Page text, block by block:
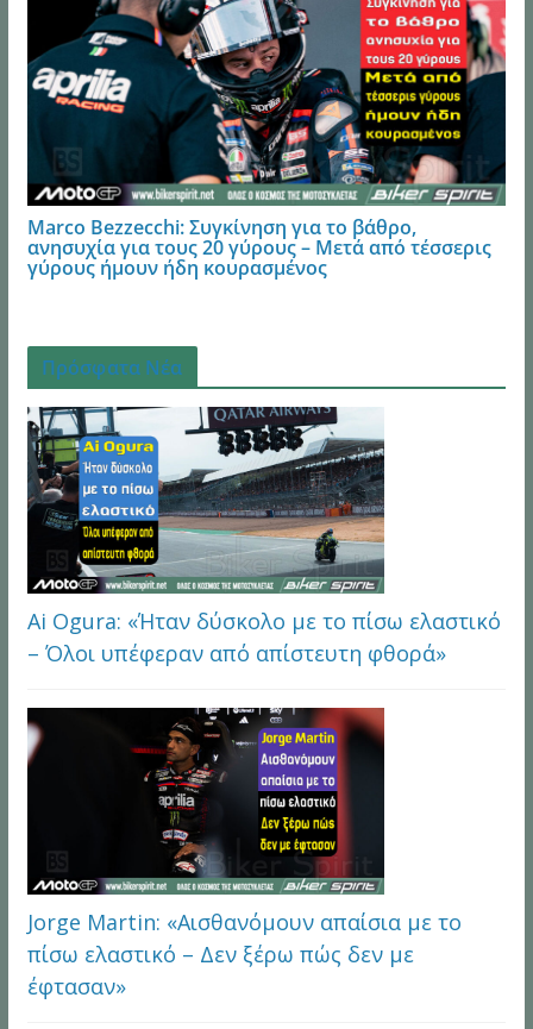
Marco Bezzecchi: Συγκίνηση για το βάθρο,
ανησυχία για τους 20 γύρους – Μετά από τέσσερις
γύρους ήμουν ήδη κουρασμένος
Πρόσφατα Νέα
Ai Ogura: «Ήταν δύσκολο με το πίσω ελαστικό
– Όλοι υπέφεραν από απίστευτη φθορά»
Jorge Martin: «Αισθανόμουν απαίσια με το
πίσω ελαστικό – Δεν ξέρω πώς δεν με
έφτασαν»